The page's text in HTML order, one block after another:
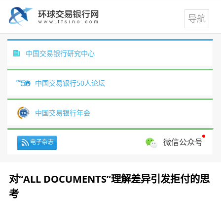
中国交易银行研究中心
中国交易银行50人论坛
中国交易银行年会
微信公众号
电子杂志
对“ALL DOCUMENTS”理解差异引发拒付的思
考